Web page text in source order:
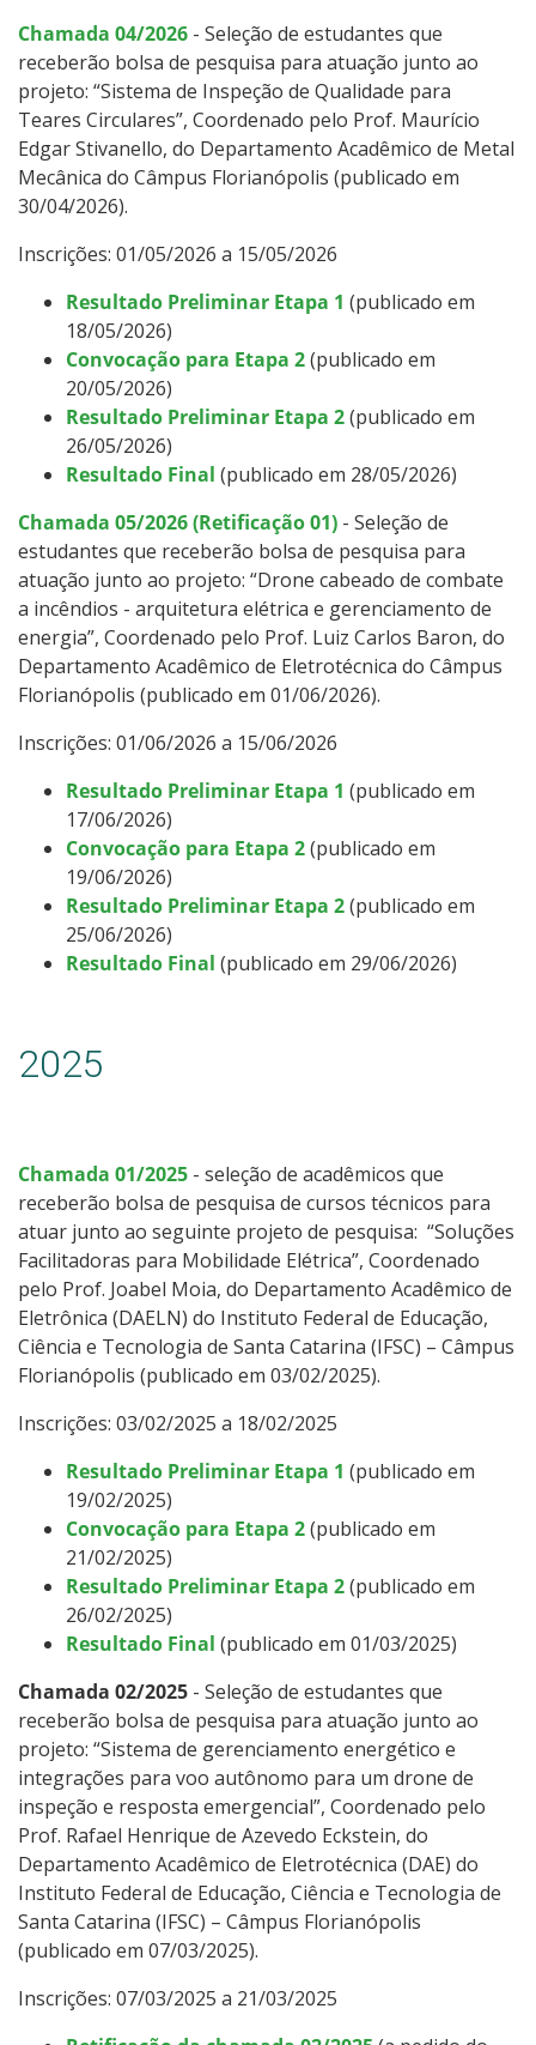
Chamada 04/2026 - Seleção de estudantes que
receberão bolsa de pesquisa para atuação junto ao
projeto: “Sistema de Inspeção de Qualidade para
Teares Circulares”, Coordenado pelo Prof. Maurício
Edgar Stivanello, do Departamento Acadêmico de Metal
Mecânica do Câmpus Florianópolis (publicado em
30/04/2026).
Inscrições: 01/05/2026 a 15/05/2026
Resultado Preliminar Etapa 1 (publicado em
18/05/2026)
Convocação para Etapa 2(publicado em
20/05/2026)
Resultado Preliminar Etapa 2(publicado em
26/05/2026)
Resultado Final (publicado em 28/05/2026)
Chamada 05/2026 (Retificação 01) - Seleção de
estudantes que receberão bolsa de pesquisa para
atuação junto ao projeto: “Drone cabeado de combate
a incêndios - arquitetura elétrica e gerenciamento de
energia”, Coordenado pelo Prof. Luiz Carlos Baron, do
Departamento Acadêmico de Eletrotécnica do Câmpus
Florianópolis (publicado em 01/06/2026).
Inscrições: 01/06/2026 a 15/06/2026
Resultado Preliminar Etapa 1 (publicado em
17/06/2026)
Convocação para Etapa 2(publicado em
19/06/2026)
Resultado Preliminar Etapa 2(publicado em
25/06/2026)
Resultado Final (publicado em 29/06/2026)
2025
Chamada 01/2025 - seleção de acadêmicos que
receberão bolsa de pesquisa de cursos técnicos para
atuar junto ao seguinte projeto de pesquisa: “Soluções
Facilitadoras para Mobilidade Elétrica”, Coordenado
pelo Prof. Joabel Moia, do Departamento Acadêmico de
Eletrônica (DAELN) do Instituto Federal de Educação,
Ciência e Tecnologia de Santa Catarina (IFSC) – Câmpus
Florianópolis (publicado em 03/02/2025).
Inscrições: 03/02/2025 a 18/02/2025
Resultado Preliminar Etapa 1 (publicado em
19/02/2025)
Convocação para Etapa 2(publicado em
21/02/2025)
Resultado Preliminar Etapa 2(publicado em
26/02/2025)
Resultado Final (publicado em 01/03/2025)
Chamada 02/2025 - Seleção de estudantes que
receberão bolsa de pesquisa para atuação junto ao
projeto: “Sistema de gerenciamento energético e
integrações para voo autônomo para um drone de
inspeção e resposta emergencial”, Coordenado pelo
Prof. Rafael Henrique de Azevedo Eckstein, do
Departamento Acadêmico de Eletrotécnica (DAE) do
Instituto Federal de Educação, Ciência e Tecnologia de
Santa Catarina (IFSC) – Câmpus Florianópolis
(publicado em 07/03/2025).
Inscrições: 07/03/2025 a 21/03/2025